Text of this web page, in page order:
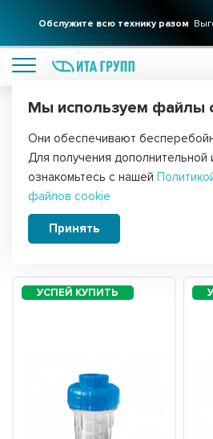
Обслужите всю технику разом
Главная Фильтры для воды
Фильтр воды для
Сортировать:
Мы используем файлы
Они обеспечивают
Для получения
ознакомьтесь с нашей
файлов cookie
Принять